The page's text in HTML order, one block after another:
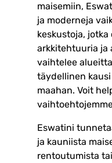
maisemiin,
ja moderneja
keskustoja,
arkkitehtuuria ja
vaihtelee
täydellinen
maahan. Voit
Eswatini
ja kauniista
rentoutumista